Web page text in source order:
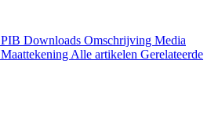
PIB Downloads Omschrijving Media
Maattekening Alle artikelen Gerelateerde